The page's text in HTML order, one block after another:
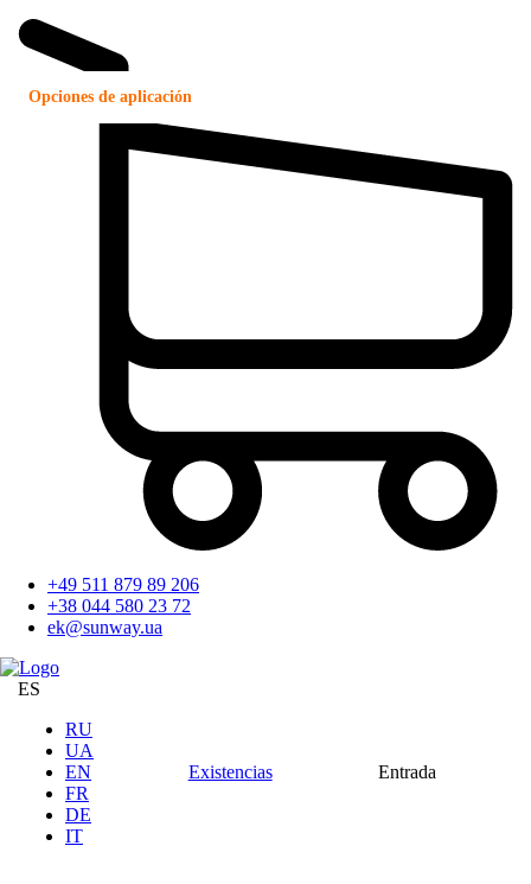
+49 511 879 89 206
+38 044 580 23 72
ek@sunway.ua
ES
RU
UA
EN
FR
DE
IT
Existencias Entrada
Opciones de aplicación